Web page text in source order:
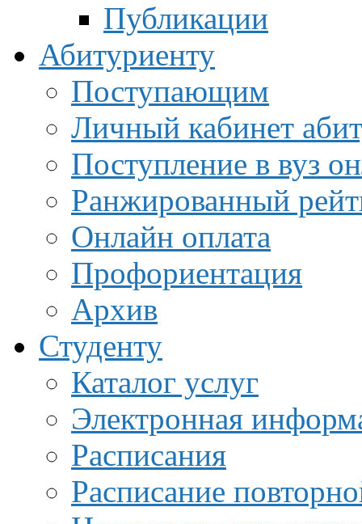
Публикации
Абитуриенту
Поступающим
Личный кабинет
Поступление в вуз
Ранжированный
Онлайн оплата
Профориентация
Архив
Студенту
Каталог услуг
Электронная
Расписания
Расписание